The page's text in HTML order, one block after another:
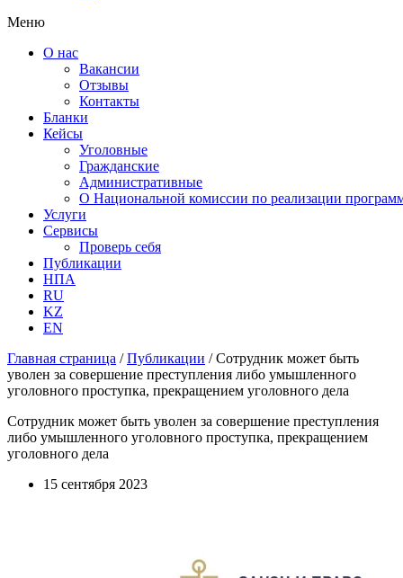
Меню
О нас
Вакансии
Отзывы
Контакты
Бланки
Кейсы
Уголовные
Гражданские
Административные
О Национальной комиссии по реализации
Услуги
Сервисы
Проверь себя
Публикации
НПА
RU
KZ
EN
Главная страница /Публикации /Сотрудник может быть
уволен за совершение преступления либо умышленного
уголовного проступка, прекращением уголовного дела
Сотрудник может быть уволен за совершение преступления
либо умышленного уголовного проступка, прекращением
уголовного дела
15 сентября 2023